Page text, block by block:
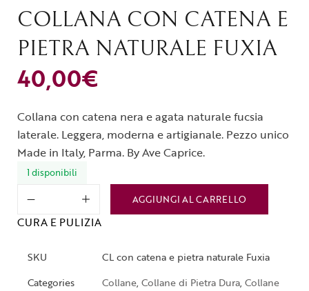
COLLANA CON CATENA E
PIETRA NATURALE FUXIA
40,00€
Collana con catena nera e agata naturale fucsia
laterale. Leggera, moderna e artigianale. Pezzo unico
Made in Italy, Parma. By Ave Caprice.
1 disponibili
AGGIUNGI AL CARRELLO
CURA E PULIZIA
SKU
CL con catena e pietra naturale Fuxia
Categories
Collane, Collane di Pietra Dura, Collane